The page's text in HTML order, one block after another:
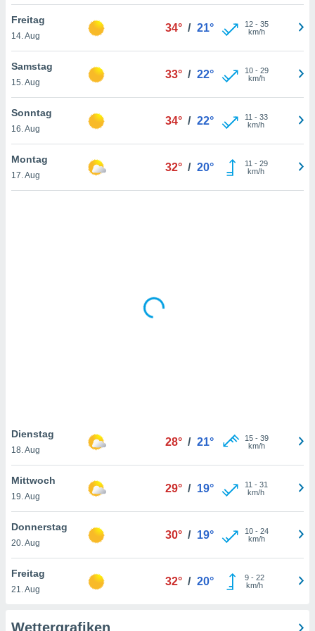
der
weiterhin
nicht
von
und
auf
klicken.
Freitag
14. Aug
34° / 21° 12- 35
km/h
Samstag
15. Aug
33° / 22° 10- 29
km/h
Sonntag
16. Aug
34° / 22° 11 - 33
km/h
Montag
17. Aug
32° / 20° 11 - 29
km/h
Dienstag
18. Aug
28° / 21° 15- 39
km/h
Mittwoch
19. Aug
29° / 19° 11 - 31
km/h
Donnerstag
20. Aug
30° / 19° 10- 24
km/h
Freitag
21. Aug
32° / 20° 9- 22
km/h
Wettergrafiken